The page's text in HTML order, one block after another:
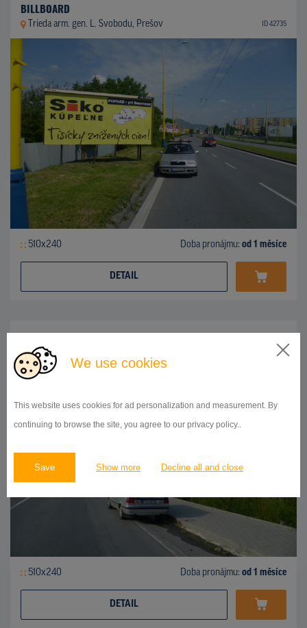
We use cookies
This website uses cookies for ad personalization and measurement. By
continuing to browse the site, you agree to our privacy policy..
Save Show more Decline all and close
BILLBOARD
Trieda arm. gen. L. Svobodu, Prešov ID 42735
510x240 Doba pronájmu: od 1 měsíce
DETAIL
BILLBOARD
ul.Košická, Prešov ID 42738
510x240 Doba pronájmu: od 1 měsíce
DETAIL